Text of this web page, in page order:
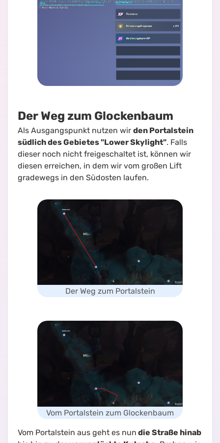
Der Weg zum Glockenbaum
Als Ausgangspunkt nutzen wir den Portalstein
südlich des Gebietes "Lower Skylight". Falls
dieser noch nicht freigeschaltet ist, können wir
diesen erreichen, in dem wir vom großen Lift
gradewegs in den Südosten laufen.
Der Weg zum Portalstein
Vom Portalstein zum Glockenbaum
Vom Portalstein aus geht es nun die Straße hinab